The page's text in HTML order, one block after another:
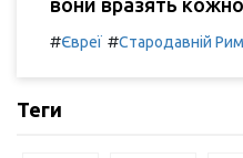
#Євреї #Стародавній Рим
Теги